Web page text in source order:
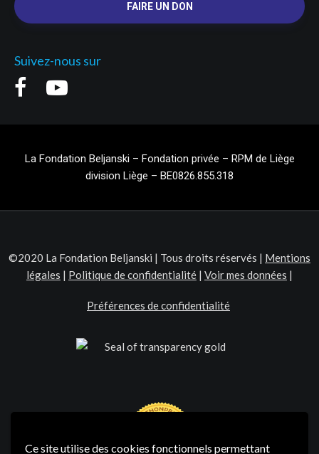
Ce site utilise des cookies fonctionnels permettant
FAIRE UN DON
Suivez-nous sur
La Fondation Beljanski – Fondation privée – RPM de Liège
division Liège – BE0826.855.318
©2020 La Fondation Beljanski | Tous droits réservés | Mentions
légales | Politique de confidentialité | Voir mes données |
Préférences de confidentialité